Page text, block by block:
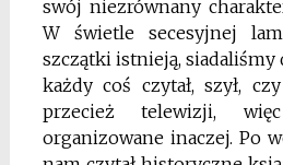
swój niezrównany
W świetle secesyjnej
szczątki istnieją, siadaliśmy
każdy coś czytał, szył,
przecież telewizji,
organizowane inaczej. Po